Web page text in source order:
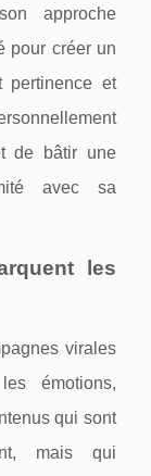
approche
pour créer un
pertinence et
de bâtir une
avec sa
les
virales
émotions,
qui sont
mais qui